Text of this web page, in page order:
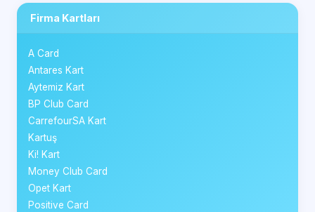
Firma Kartları
A Card
Antares Kart
Aytemiz Kart
BP Club Card
CarrefourSA Kart
Kartuş
Ki! Kart
Money Club Card
Opet Kart
Positive Card